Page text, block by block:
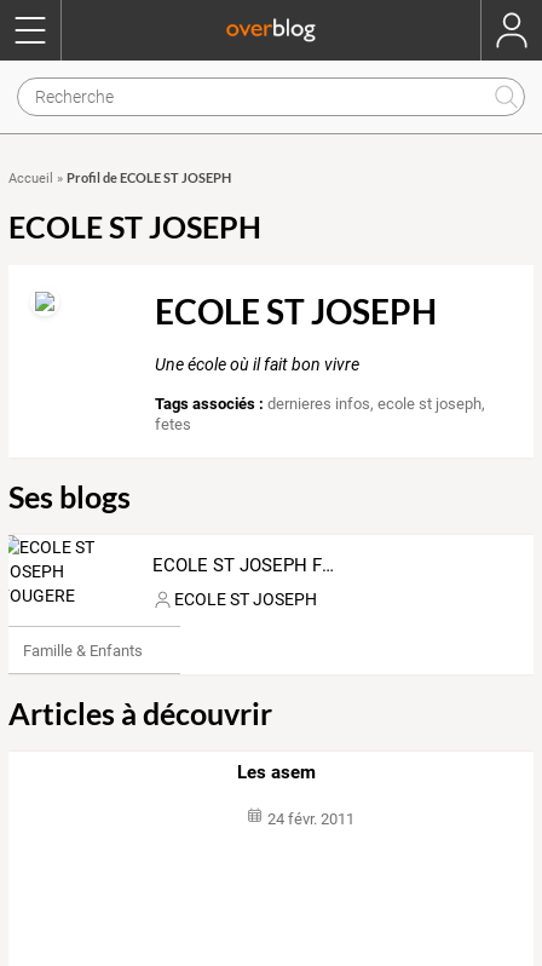
Accueil » Profil de ECOLE ST JOSEPH
ECOLE ST JOSEPH
ECOLE ST JOSEPH
Une école où il fait bon vivre
Tags associés : dernieres infos,ecole st joseph,
fetes
Ses blogs
ECOLE ST JOSEPH FOUGERE
ECOLE ST JOSEPH
Famille & Enfants
Articles à découvrir
Les asem
24 févr. 2011